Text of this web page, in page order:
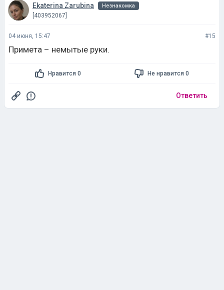
Ekaterina Zarubina Незнакомка
[403952067]
04 июня, 15:47 #15
Примета – немытые руки.
Нравится 0 Не нравится 0
Ответить